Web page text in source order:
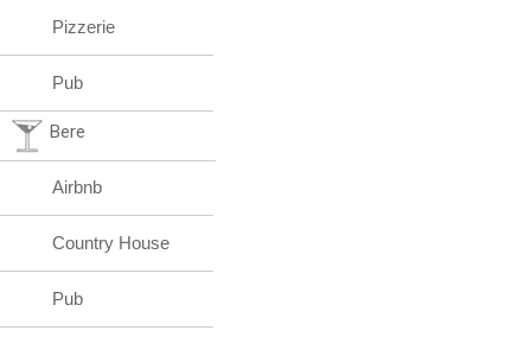
Pizzerie
Pub
Bere
Airbnb
Country House
Pub